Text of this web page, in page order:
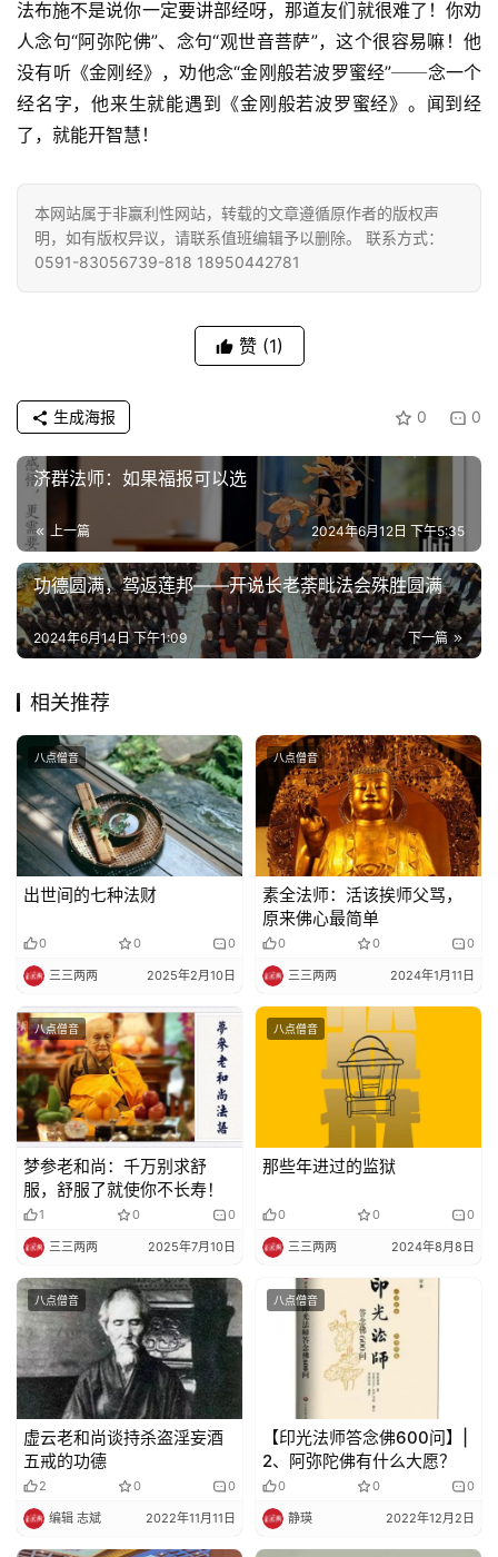
心
乐
菩
提
题
公
益
慈
教
人
物
寺
院
巡
礼
频
纪
录
佛
教
艺
政
策
法
规
免
责
声
明
法布施不是说你一定要讲部经呀，那道友们就很难了！你劝
人念句“阿弥陀佛”、念句“观世音菩萨”，这个很容易嘛！他
没有听《金刚经》，劝他念“金刚般若波罗蜜经”──念一个
经名字，他来生就能遇到《金刚般若波罗蜜经》。闻到经
了，就能开智慧！
本网站属于非赢利性网站，转载的文章遵循原作者的版权声
明，如有版权异议，请联系值班编辑予以删除。 联系方式：
0591-83056739-818 18950442781
赞 (1)
0 0
生成海报
济群法师：如果福报可以选
上一篇 2024年6月12日 下午5:35
功德圆满，驾返莲邦——开说长老荼毗法会殊胜圆满
下一篇
2024年6月14日 下午1:09
相关推荐
八点僧音
出世间的七种法财
0 0 0
三三两两 2025年2月10日
八点僧音
素全法师：活该挨师父骂，
原来佛心最简单
0 0 0
三三两两 2024年1月11日
八点僧音
梦参老和尚：千万别求舒
服，舒服了就使你不长寿！
1 0 0
三三两两 2025年7月10日
八点僧音
那些年进过的监狱
0 0 0
三三两两 2024年8月8日
八点僧音
虚云老和尚谈持杀盗淫妄酒
五戒的功德
2 0 0
编辑 志斌 2022年11月11日
八点僧音
【印光法师答念佛600问】|
2、阿弥陀佛有什么大愿？
0 0 0
静瑛 2022年12月2日